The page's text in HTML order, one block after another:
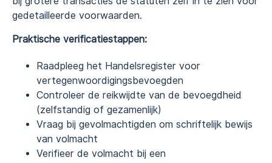
gedetailleerde voorwaarden.
Praktische verificatiestappen:
Raadpleeg het Handelsregister voor
vertegenwoordigingsbevoegden
Controleer de reikwijdte van de bevoegdheid
(zelfstandig of gezamenlijk)
Vraag bij gevolmachtigden om schriftelijk bewijs
van volmacht
Verifieer de volmacht bij een